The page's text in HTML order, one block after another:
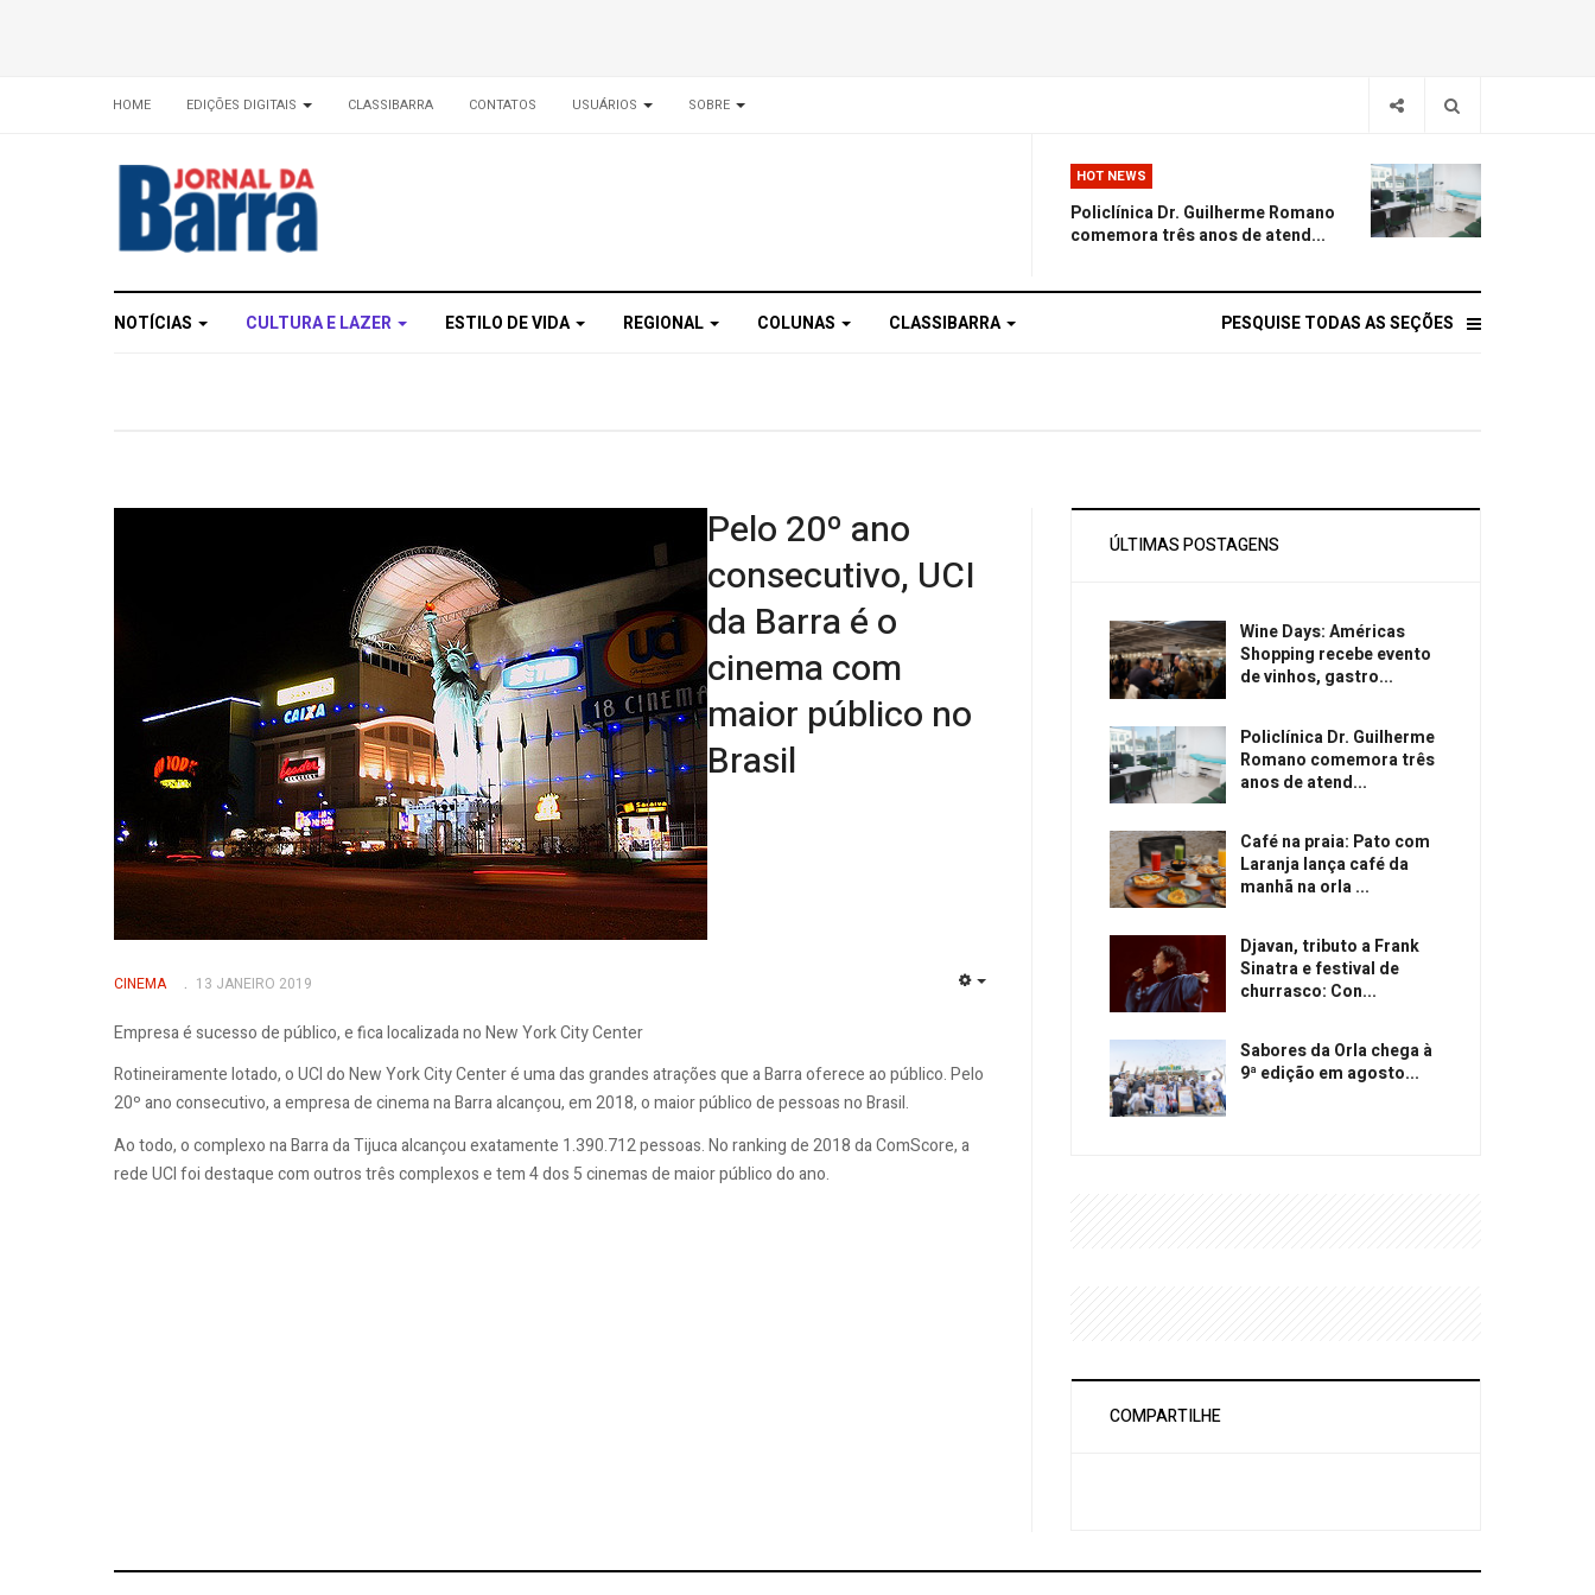
HOME EDIÇÕES DIGITAIS CLASSIBARRA CONTATOS USUÁRIOS SOBRE
HOT NEWS
Policlínica Dr. Guilherme Romano
comemora três anos de atend...
NOTÍCIAS CULTURA E LAZER ESTILO DE VIDA REGIONAL COLUNAS CLASSIBARRA PESQUISE TODAS AS SEÇÕES
Pelo 20º ano
consecutivo, UCI
da Barra é o
cinema com
maior público no
Brasil
CINEMA 13 JANEIRO 2019
Empresa é sucesso de público, e fica localizada no New York City Center
Rotineiramente lotado, o UCI do New York City Center é uma das grandes atrações que a Barra oferece ao público. Pelo
20º ano consecutivo, a empresa de cinema na Barra alcançou, em 2018, o maior público de pessoas no Brasil.
Ao todo, o complexo na Barra da Tijuca alcançou exatamente 1.390.712 pessoas. No ranking de 2018 da ComScore, a
rede UCI foi destaque com outros três complexos e tem 4 dos 5 cinemas de maior público do ano.
ÚLTIMAS POSTAGENS
Wine Days: Américas
Shopping recebe evento
de vinhos, gastro...
Policlínica Dr. Guilherme
Romano comemora três
anos de atend...
Café na praia: Pato com
Laranja lança café da
manhã na orla ...
Djavan, tributo a Frank
Sinatra e festival de
churrasco: Con...
Sabores da Orla chega à
9ª edição em agosto...
COMPARTILHE